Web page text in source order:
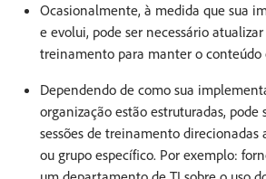
Ocasionalmente, à medida que sua
e evolui, pode ser necessário atualizar
treinamento para manter o conteúdo
Dependendo de como sua
organização estão estruturadas,
sessões de treinamento
ou grupo específico. Por exemplo: